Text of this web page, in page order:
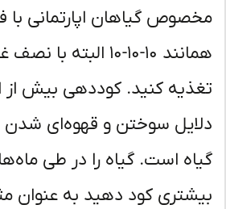
گیاهان اپارتمانی با
همانند ۱۰-۱۰-۱۰ البته با
کنید. کوددهی بیش از
سوختن و قهوه‌ای شدن
است. گیاه را در طی ماه‌های
کود دهید به عنوان